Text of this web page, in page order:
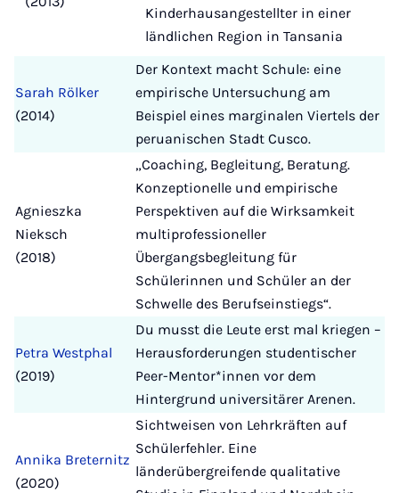
Kinderhausangestellter in einer
ländlichen Region in Tansania
Sarah Rölker
(2014)
Der Kontext macht Schule: eine
empirische Untersuchung am
Beispiel eines marginalen Viertels der
peruanischen Stadt Cusco.
Agnieszka
Nieksch
(2018)
„Coaching, Begleitung, Beratung.
Konzeptionelle und empirische
Perspektiven auf die Wirksamkeit
multiprofessioneller
Übergangsbegleitung für
Schülerinnen und Schüler an der
Schwelle des Berufseinstiegs“.
Petra Westphal
(2019)
Du musst die Leute erst mal kriegen –
Herausforderungen studentischer
Peer-Mentor*innen vor dem
Hintergrund universitärer Arenen.
Annika Breternitz
(2020)
Sichtweisen von Lehrkräften auf
Schülerfehler. Eine
länderübergreifende qualitative